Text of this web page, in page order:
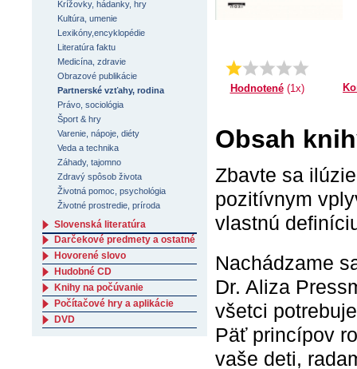
Priemer:
1.0
Hodnotené(1x)
Obsah
Zbavte sa
pozitívnym
vlastnú
Nachádzame
Dr. Aliza
všetci
Päť princípov
vaše deti,
Krížovky, hádanky, hry
Kultúra, umenie
Lexikóny,encyklopédie
Literatúra faktu
Medicína, zdravie
Obrazové publikácie
Partnerské vzťahy, rodina
Právo, sociológia
Šport & hry
Varenie, nápoje, diéty
Veda a technika
Záhady, tajomno
Zdravý spôsob života
Životná pomoc, psychológia
Životné prostredie, príroda
Slovenská literatúra
Darčekové predmety a ostatné
Hovorené slovo
Hudobné CD
Knihy na počúvanie
Počítačové hry a aplikácie
DVD